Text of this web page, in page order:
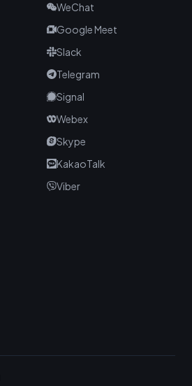
WeChat
Google Meet
Slack
Telegram
Signal
Webex
Skype
KakaoTalk
Viber